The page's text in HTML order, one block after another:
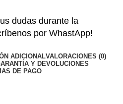
dudas durante la
por WhastApp!
ADICIONALVALORACIONES (0)
Y DEVOLUCIONES
DE PAGO